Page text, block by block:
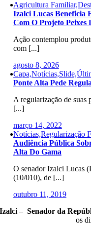
Agricultura
Izalci Lucas Beneficia
Com O Projeto Peixes
Ação contemplou
com [...]
agosto 8, 2026
Ponte Alta Pede
A regularização de suas
[...]
março 14, 2022
Notícias,Regularização
Audiência Pública
Alta Do Gama
O senador Izalci Lucas
(10/010), de [...]
outubro 11, 2019
Izalci – Senador da
os